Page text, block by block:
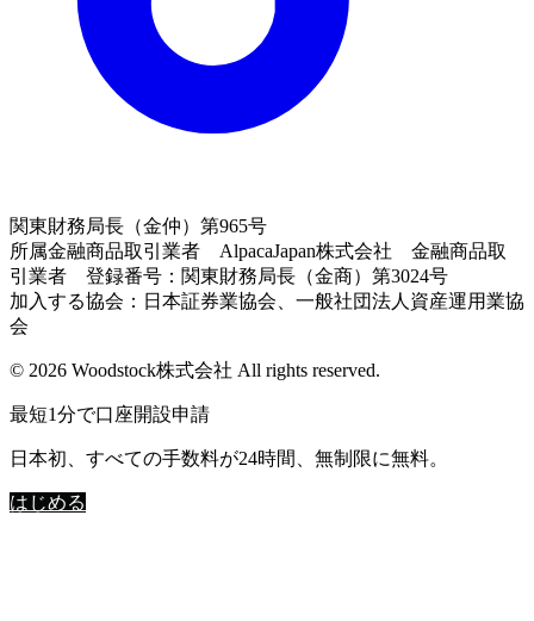
関東財務局長（金仲）第965号
所属金融商品取引業者 AlpacaJapan株式会社 金融商品取
引業者 登録番号：関東財務局長（金商）第3024号
加入する協会：日本証券業協会、一般社団法人資産運用業協
会
© 2026 Woodstock株式会社 All rights reserved.
最短1分で口座開設申請
日本初、すべての手数料が24時間、無制限に無料。
はじめる